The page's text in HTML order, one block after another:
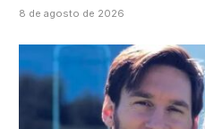
8 de agosto de 2026